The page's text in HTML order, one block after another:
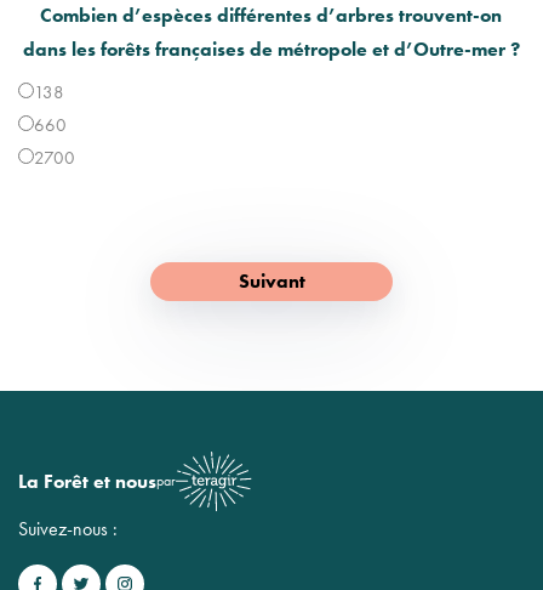
Combien d’espèces différentes d’arbres trouvent-on
dans les forêts françaises de métropole et d’Outre-mer ?
138
660
2700
La Forêt et nouspar
Suivez-nous :